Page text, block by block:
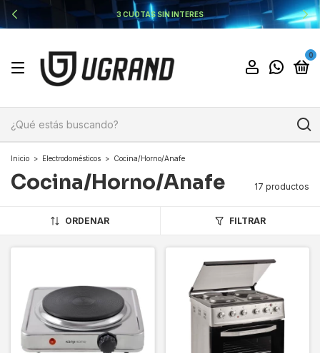
3 CUOTAS SIN INTERES
0
Inicio > Electrodomésticos > Cocina/Horno/Anafe
Cocina/Horno/Anafe 17 productos
ORDENAR FILTRAR